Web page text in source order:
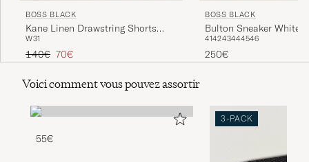
BOSS BLACK
Kane Linen Drawstring Shorts
Open Beige
W31
Prix ordinaire
140€ Prix réduit
70€
BOSS BLACK
Bulton Sneaker White
414243444546
250€
Voici comment vous pouvez assortir
55€
3-PACK